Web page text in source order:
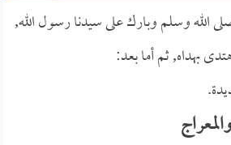
الله وسلم وبارك على سيدنا رسول الله,
بهداه, ثم أما بعد: